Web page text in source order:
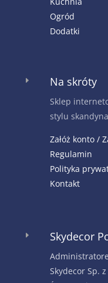
Ogród
Dodatki
E Na skróty
Sklep
stylu
Załóż konto /
Regulamin
Polityka
Kontakt
E Skydecor
Skydecor Sp.